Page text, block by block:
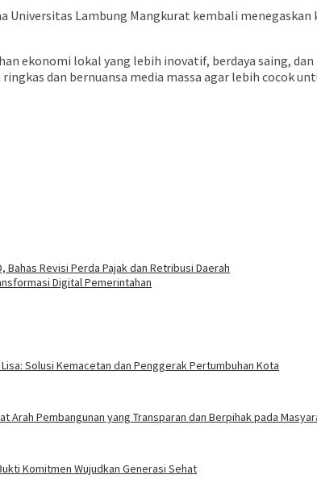
Lambung Mangkurat kembali
ekonomi lokal yang lebih inovatif, berdaya saing,
dan bernuansa media massa agar lebih cocok
Bahas Revisi Perda Pajak dan Retribusi Daerah
Digital Pemerintahan
Solusi Kemacetan dan Penggerak Pertumbuhan Kota
Arah Pembangunan yang Transparan dan Berpihak pada
Komitmen Wujudkan Generasi Sehat